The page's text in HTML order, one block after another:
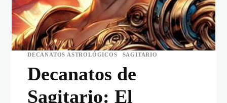
DECANATOS ASTROLÓGICOS SAGITARIO
Decanatos de
Sagitario: El